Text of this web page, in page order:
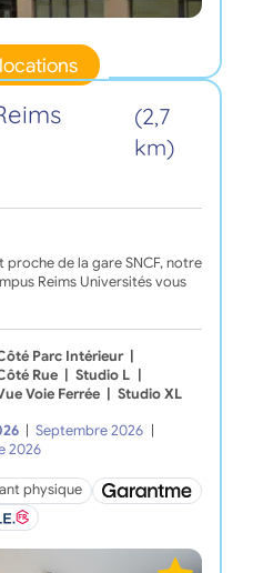
(2,7
km)
de la gare SNCF, notre
Reims Universités vous
Parc Intérieur
Rue
Studio L
Voie Ferrée
Studio XL
Septembre 2026
2026
physique